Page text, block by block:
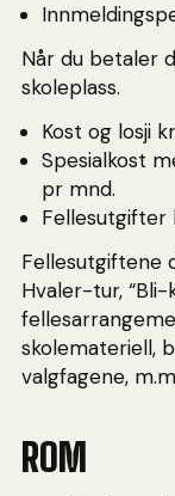
Når du betaler
skoleplass.
Kost og losji
Spesialkost
pr mnd.
Fellesutgifter
Fellesutgiftene
Hvaler-tur,
skolemateriell,
valgfagene,
ROM